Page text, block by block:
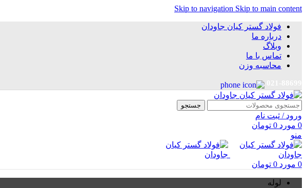
Skip to navigation Skip to main content
فولاد گستر کیان جاودان
درباره ما
وبلاگ
تماس با ما
محاسبه وزن
جستجو
ورود / ثبت نام
0 مورد 0 تومان
منو
0 مورد 0 تومان
لوله